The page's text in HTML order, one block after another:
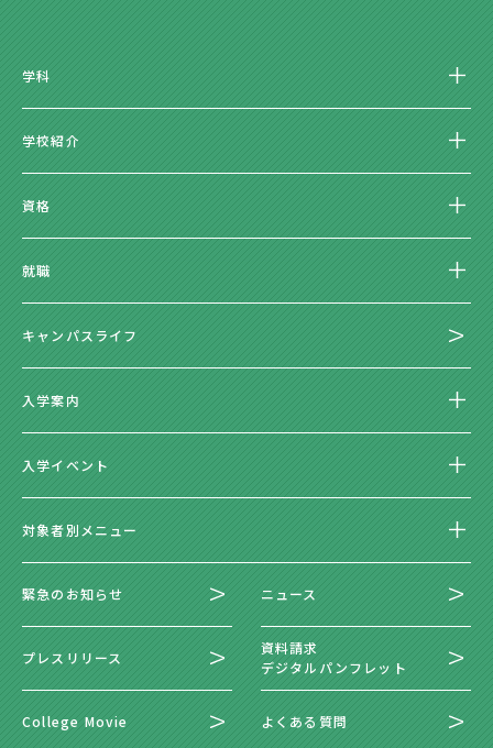
学科
学校紹介
資格
就職
キャンパスライフ
入学案内
入学イベント
対象者別メニュー
緊急のお知らせ ニュース
プレスリリース
資料請求
デジタルパンフレット
College Movie よくある質問